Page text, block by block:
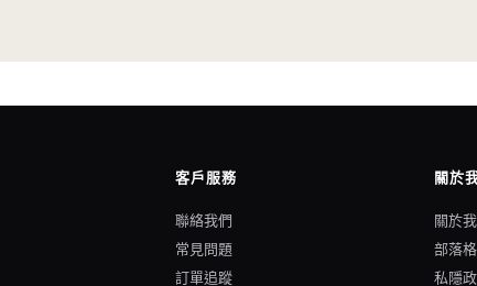
客戶服務
聯絡我們
常見問題
訂單追蹤
關於
關於
部落格
私隱